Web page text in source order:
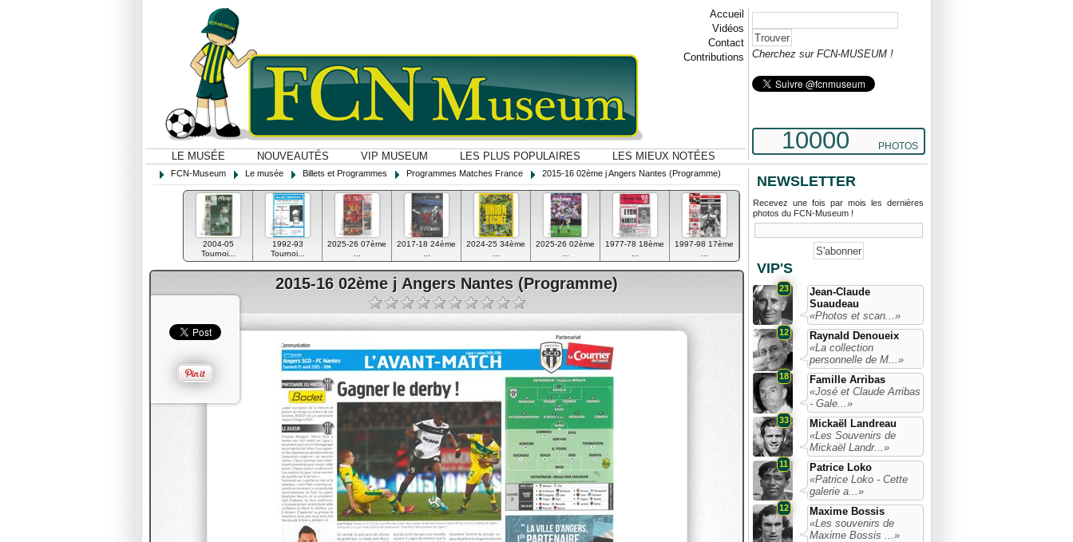
Accueil
Vidéos
Contact
Contributions
LE MUSÉE NOUVEAUTÉS VIP MUSEUM LES PLUS POPULAIRES LES MIEUX NOTÉES
Cherchez sur FCN-MUSEUM !
10000 PHOTOS
FCN-Museum Le musée Billets et Programmes Programmes Matches France 2015-16 02ème j Angers Nantes (Programme)
2004-05
Tournoi...
1992-93
Tournoi...
2025-26 07ème
2017-18 24ème
2024-25 34ème
2025-26 02ème
1977-78 18ème
1997-98 17ème
2015-16 02ème j Angers Nantes (Programme)
NEWSLETTER
Recevez une fois par mois les dernières
photos du FCN-Museum !
VIP'S
23
Jean-Claude
Suaudeau
«Photos et scan...»
12
Raynald Denoueix
«La collection
personnelle de M...»
18
Famille Arribas
«José et Claude Arribas
- Gale...»
33
Mickaël Landreau
«Les Souvenirs de
Mickaël Landr...»
11
Patrice Loko
«Patrice Loko - Cette
galerie a...»
12
Maxime Bossis
«Les souvenirs de
Maxime Bossis ...»